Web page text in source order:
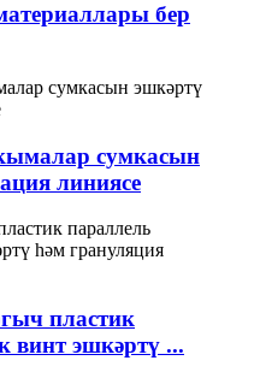
бер
сумкасын
линиясе
пластик
винт эшкәртү ...